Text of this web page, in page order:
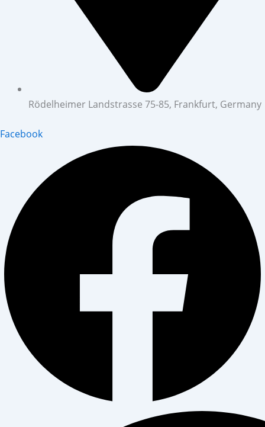
Rödelheimer Landstrasse 75-85, Frankfurt, Germany
Facebook